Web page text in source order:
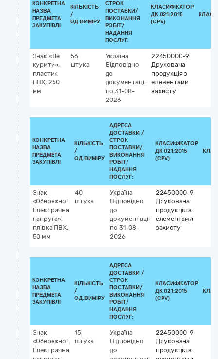
КОНКРЕТНА
НАЗВА
ПРЕДМЕТА
ЗАКУПІВЛІ
КІЛЬКІСТЬ
/
ОД.ВИМІРУ
СТРОК
ПОСТАВКИ/
ВИКОНАННЯ
РОБІТ/
НАДАННЯ
ПОСЛУГ:
КЛАСИФІКАТОР
ДК 021:2015
(CPV)
Знак «Не
курити»,
пластик
ПВХ, 250
мм
56
штука
Україна
Відповідно
до
документації
по 31-08-
2026
22450000-9
Друкована
продукція з
елементами
захисту
КОНКРЕТНА
НАЗВА
ПРЕДМЕТА
ЗАКУПІВЛІ
КІЛЬКІСТЬ
/
ОД.ВИМІРУ
АДРЕСА
ДОСТАВКИ /
СТРОК
ПОСТАВКИ/
ВИКОНАННЯ
РОБІТ/
НАДАННЯ
ПОСЛУГ:
КЛАСИФІКАТОР
ДК 021:2015
(CPV)
Знак
«Обережно!
Електрична
напруга»,
плівка ПВХ,
50 мм
40
штука
Україна
Відповідно
до
документації
по 31-08-
2026
22450000-9
Друкована
продукція з
елементами
захисту
КОНКРЕТНА
НАЗВА
ПРЕДМЕТА
ЗАКУПІВЛІ
КІЛЬКІСТЬ
/
ОД.ВИМІРУ
АДРЕСА
ДОСТАВКИ /
СТРОК
ПОСТАВКИ/
ВИКОНАННЯ
РОБІТ/
НАДАННЯ
ПОСЛУГ:
КЛАСИФІКАТОР
ДК 021:2015
(CPV)
Знак
«Обережно!
Електрична
15
штука
Україна
Відповідно
до
22450000-9
Друкована
продукція з